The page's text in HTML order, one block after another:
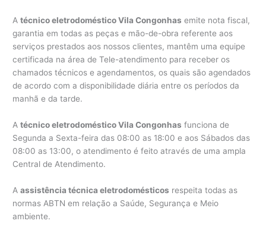
Atécnico eletrodoméstico Vila Congonhas emite nota fiscal,
garantia em todas as peças e mão-de-obra referente aos
serviços prestados aos nossos clientes, mantêm uma equipe
certificada na área de Tele-atendimento para receber os
chamados técnicos e agendamentos, os quais são agendados
de acordo com a disponibilidade diária entre os períodos da
manhã e da tarde.
Atécnico eletrodoméstico Vila Congonhas funciona de
Segunda a Sexta-feira das 08:00 as 18:00 e aos Sábados das
08:00 as 13:00, o atendimento é feito através de uma ampla
Central de Atendimento.
Aassistência técnica eletrodomésticos respeita todas as
normas ABTN em relação a Saúde, Segurança e Meio
ambiente.